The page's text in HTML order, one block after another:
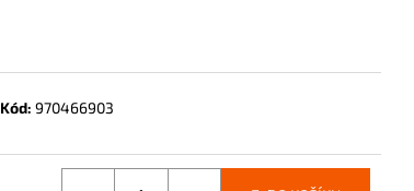
Kód: 970466903